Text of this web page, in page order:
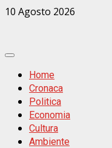
Zum
10 Agosto 2026
Primäres
MenüHome
Cronaca
Politica
Economia
Cultura
Ambiente